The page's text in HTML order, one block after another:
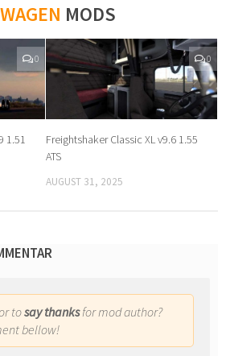
MODS
0
1.51
0
Freightshaker Classic XL v9.6 1.55
ATS
AUGUST 31, 2025
tosay thanksfor mod author?
bellow!